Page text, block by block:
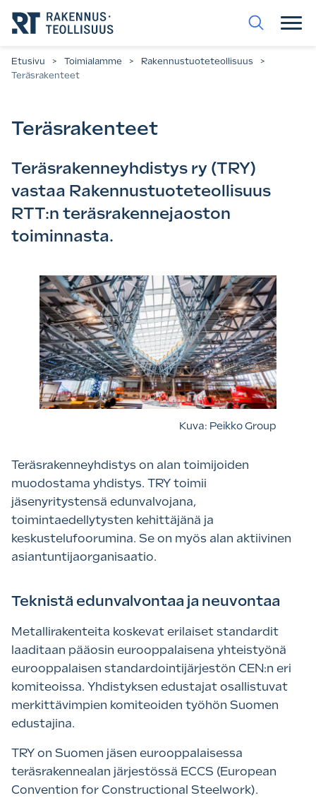
suoraan
sisältöön.
Etusivu > Toimialamme > Rakennustuoteteollisuus
>
Teräsrakenteet
Teräsrakenteet
Teräsrakenneyhdistys ry (TRY)
vastaa Rakennustuoteteollisuus
RTT:n teräsrakennejaoston
toiminnasta.
Kuva: Peikko Group
Teräsrakenneyhdistys on alan toimijoiden
muodostama yhdistys. TRY toimii
jäsenyritystensä edunvalvojana,
toimintaedellytysten kehittäjänä ja
keskustelufoorumina. Se on myös alan aktiivinen
asiantuntijaorganisaatio.
Teknistä edunvalvontaa ja neuvontaa
Metallirakenteita koskevat erilaiset standardit
laaditaan pääosin eurooppalaisena yhteistyönä
eurooppalaisen standardointijärjestön CEN:n eri
komiteoissa. Yhdistyksen edustajat osallistuvat
merkittävimpien komiteoiden työhön Suomen
edustajina.
TRY on Suomen jäsen eurooppalaisessa
teräsrakennealan järjestössä ECCS (European
Convention for Constructional Steelwork).